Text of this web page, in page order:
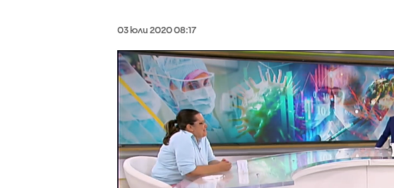
03 юли 2020 08:17